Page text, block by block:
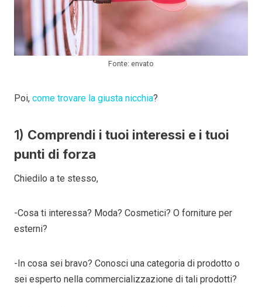
Fonte: envato
Poi, come trovare la giusta nicchia?
1) Comprendi i tuoi interessi e i tuoi
punti di forza
Chiedilo a te stesso,
-Cosa ti interessa? Moda? Cosmetici? O forniture per
esterni?
-In cosa sei bravo? Conosci una categoria di prodotto o
sei esperto nella commercializzazione di tali prodotti?